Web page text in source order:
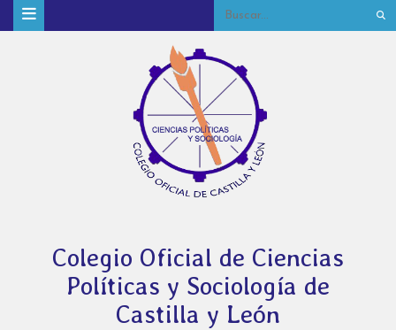
Colegio Oficial de Ciencias
Políticas y Sociología de
Castilla y León